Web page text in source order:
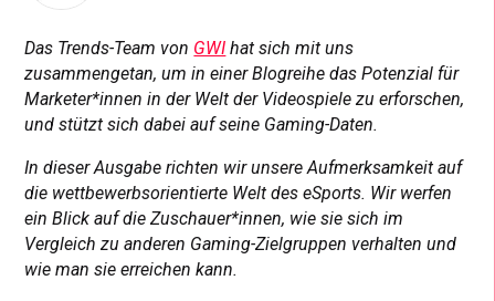
Das Trends-Team von GWI hat sich mit uns
zusammengetan, um in einer Blogreihe das Potenzial für
Marketer*innen in der Welt der Videospiele zu erforschen,
und stützt sich dabei auf seine Gaming-Daten.
In dieser Ausgabe richten wir unsere Aufmerksamkeit auf
die wettbewerbsorientierte Welt des eSports. Wir werfen
ein Blick auf die Zuschauer*innen, wie sie sich im
Vergleich zu anderen Gaming-Zielgruppen verhalten und
wie man sie erreichen kann.